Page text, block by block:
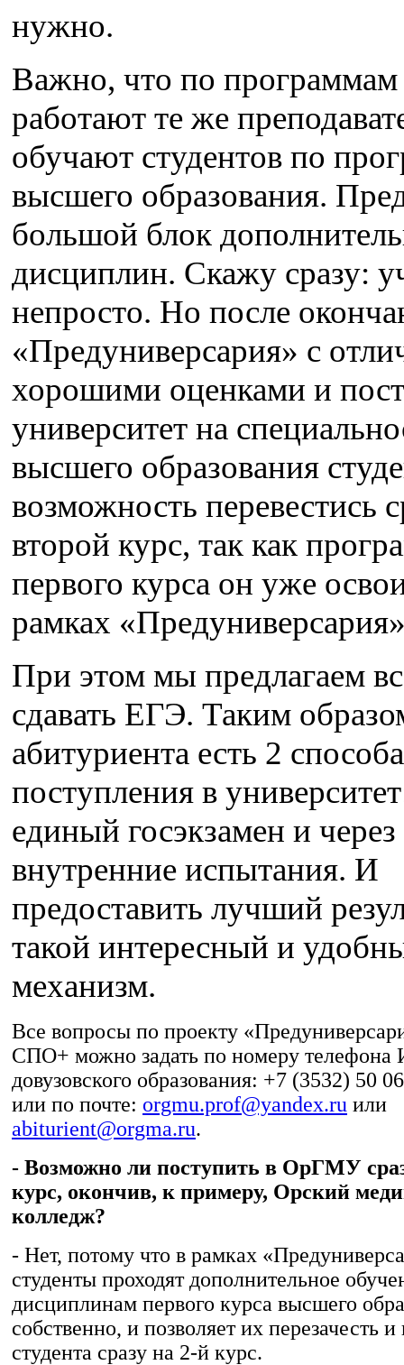
нужно.
Важно, что по
работают те же
обучают студентов по
высшего образования.
большой блок
дисциплин. Скажу сразу:
непросто. Но после
«Предуниверсария» с
хорошими оценками и
университет на
высшего образования
возможность перевестись
второй курс, так как
первого курса он уже
рамках
При этом мы предлагаем
сдавать ЕГЭ. Таким
абитуриента есть 2 способа
поступления в
единый госэкзамен и через
внутренние испытания. И
предоставить лучший
такой интересный и
механизм.
Все вопросы по проекту
СПО+ можно задать по номеру телефона
довузовского образования: +7 (3532) 50
или по почте: orgmu.prof@yandex.ru или
abiturient@orgma.ru.
- Возможно ли поступить в ОрГМУ
курс, окончив, к примеру, Орский
колледж?
- Нет, потому что в рамках
студенты проходят дополнительное
дисциплинам первого курса высшего
собственно, и позволяет их перезачесть и
студента сразу на 2-й курс.